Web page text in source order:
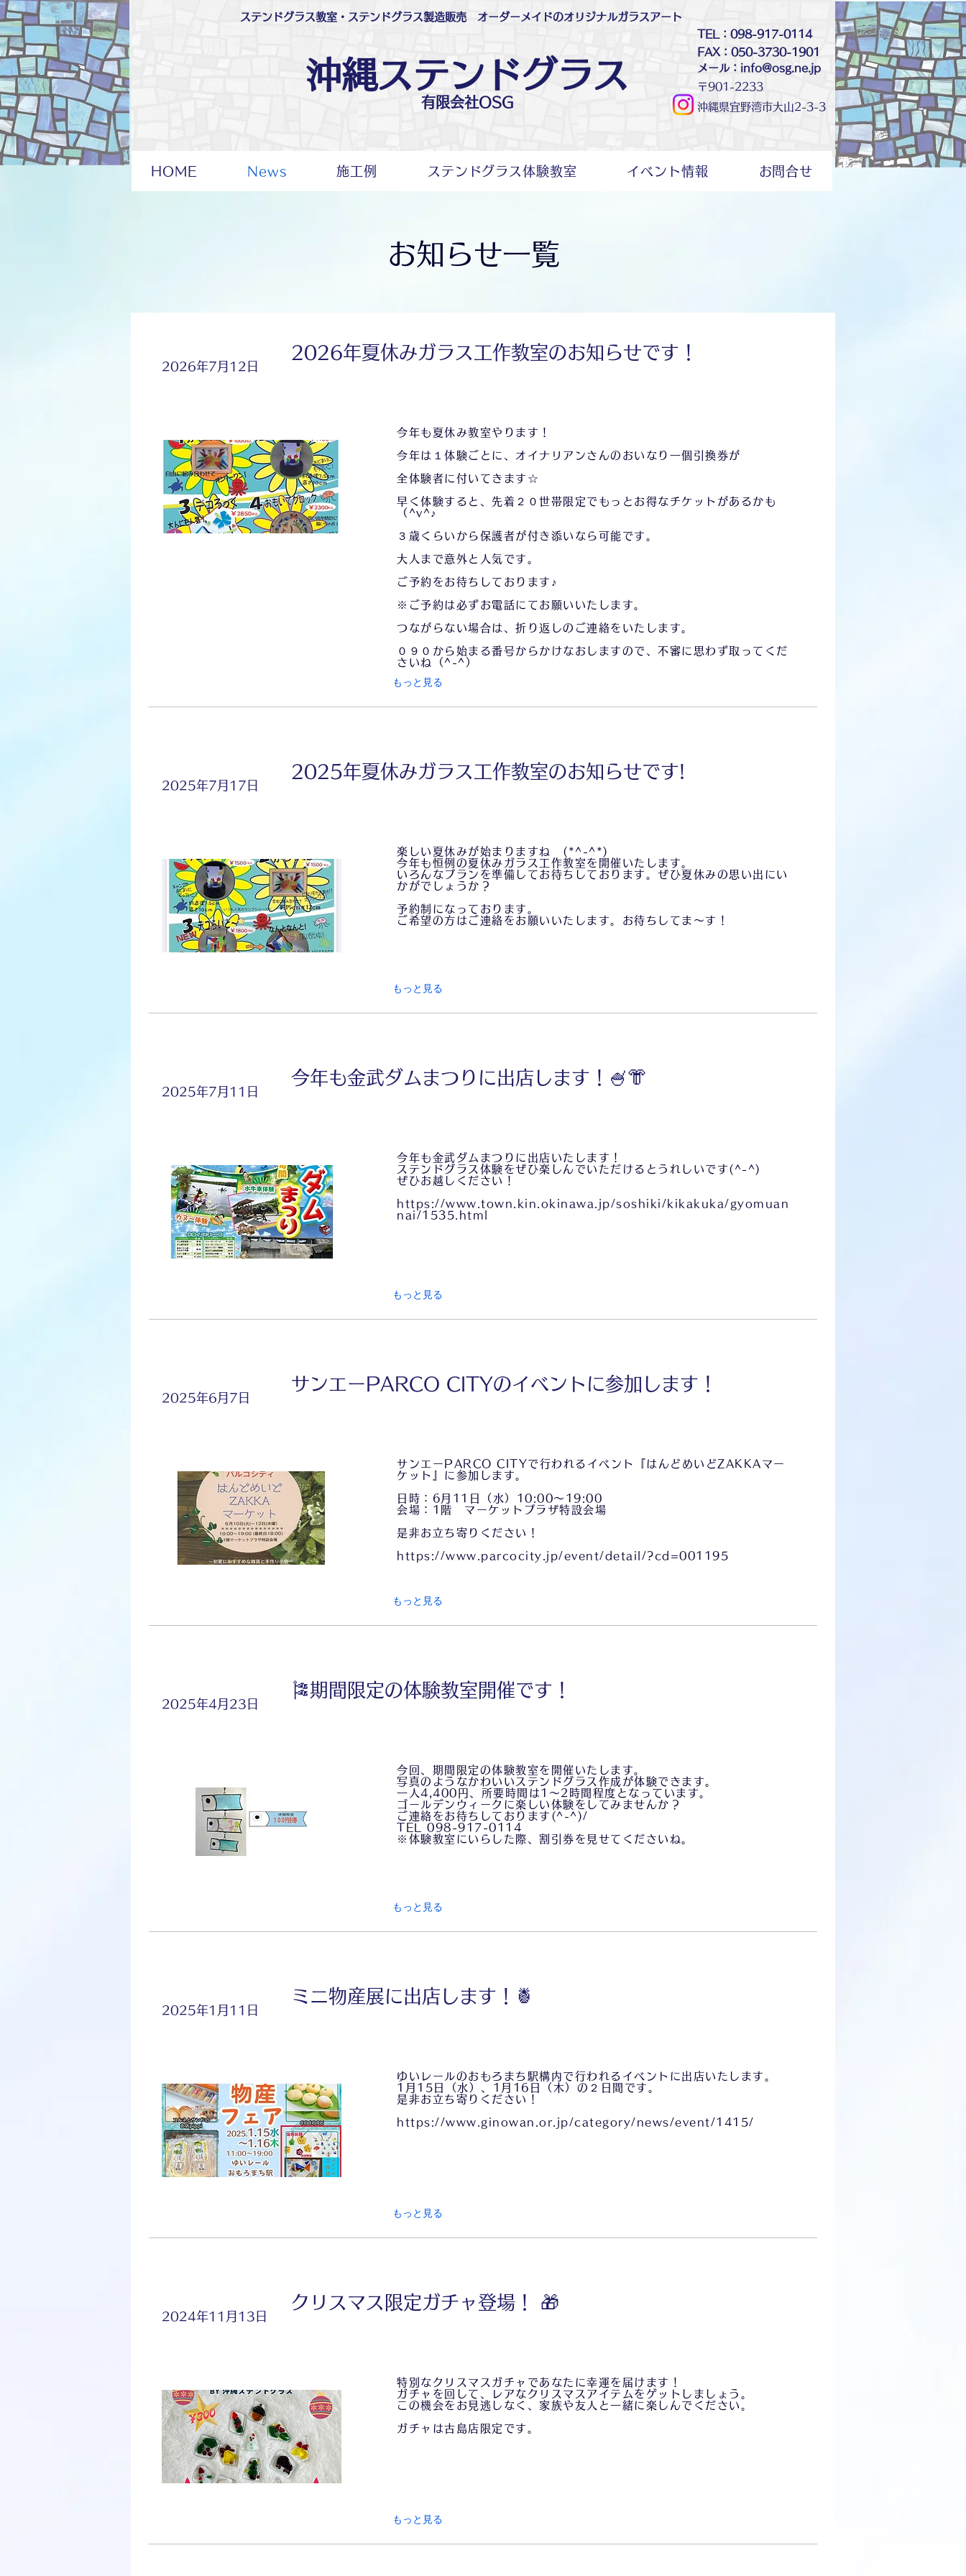
ステンドグラス教室・ステンドグラス製造販売 オーダーメイドのオリジナルガラスアート
​沖縄ステンドグラス
有限会社OSG
HOME News 施工例 ステンドグラス体験教室 イベント情報 お問合せ
TEL：098-917-0114
FAX：050-3730-1901
メール：info@osg.ne.jp
〒901-2233
沖縄県宜野湾市大山2-3-3
お知らせ一覧
2026年7月12日
2026年夏休みガラス工作教室のお知らせです！
今年も夏休み教室やります！
今年は１体験ごとに、オイナリアンさんのおいなり一個引換券が
全体験者に付いてきます☆
早く体験すると、先着２０世帯限定でもっとお得なチケットがあるかも
（^v^♪
３歳くらいから保護者が付き添いなら可能です。
大人まで意外と人気です。
ご予約をお待ちしております♪
※ご予約は必ずお電話にてお願いいたします。
つながらない場合は、折り返しのご連絡をいたします。
０９０から始まる番号からかけなおしますので、不審に思わず取ってくだ
さいね（^-^）
もっと見る
2025年7月17日
2025年夏休みガラス工作教室のお知らせです!
楽しい夏休みが始まりますね (*^-^*)
今年も恒例の夏休みガラス工作教室を開催いたします。
いろんなプランを準備してお待ちしております。ぜひ夏休みの思い出にい
かがでしょうか？
予約制になっております。
ご希望の方はご連絡をお願いいたします。お待ちしてま～す！
もっと見る
2025年7月11日
今年も金武ダムまつりに出店します！🍧👘
今年も金武ダムまつりに出店いたします！
ステンドグラス体験をぜひ楽しんでいただけるとうれしいです(^-^)
ぜひお越しください！
https://www.town.kin.okinawa.jp/soshiki/kikakuka/gyomuan
nai/1535.html
もっと見る
2025年6月7日
サンエーPARCO CITYのイベントに参加します！
サンエーPARCO CITYで行われるイベント『はんどめいどZAKKAマー
ケット』に参加します。
日時：6月11日（水）10:00～19:00
会場：1階 マーケットプラザ特設会場
是非お立ち寄りください！
https://www.parcocity.jp/event/detail/?cd=001195
もっと見る
2025年4月23日
🎏期間限定の体験教室開催です！
今回、期間限定の体験教室を開催いたします。
写真のようなかわいいステンドグラス作成が体験できます。
一人4,400円、所要時間は1～2時間程度となっています。
ゴールデンウィークに楽しい体験をしてみませんか？
ご連絡をお待ちしております(^-^)/
TEL 098-917-0114
※体験教室にいらした際、割引券を見せてくださいね。
もっと見る
2025年1月11日
ミニ物産展に出店します！🍍
ゆいレールのおもろまち駅構内で行われるイベントに出店いたします。
1月15日（水）、1月16日（木）の２日間です。
是非お立ち寄りください！
https://www.ginowan.or.jp/category/news/event/1415/
もっと見る
2024年11月13日
クリスマス限定ガチャ登場！ 🎁
特別なクリスマスガチャであなたに幸運を届けます！
ガチャを回して、レアなクリスマスアイテムをゲットしましょう。
この機会をお見逃しなく、家族や友人と一緒に楽しんでください。
ガチャは古島店限定です。
もっと見る